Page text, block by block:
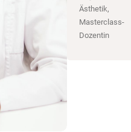
Ästhetik,
Masterclass-
Dozentin